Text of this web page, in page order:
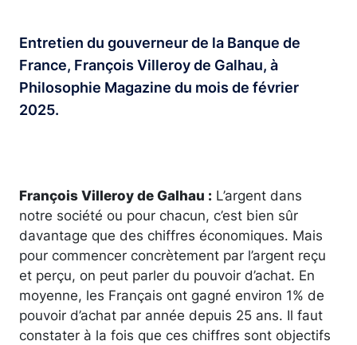
Entretien du gouverneur de la Banque de
France, François Villeroy de Galhau, à
Philosophie Magazine du mois de février
2025.
François Villeroy de Galhau : L’argent dans
notre société ou pour chacun, c’est bien sûr
davantage que des chiffres économiques. Mais
pour commencer concrètement par l’argent reçu
et perçu, on peut parler du pouvoir d’achat. En
moyenne, les Français ont gagné environ 1% de
pouvoir d’achat par année depuis 25 ans. Il faut
constater à la fois que ces chiffres sont objectifs